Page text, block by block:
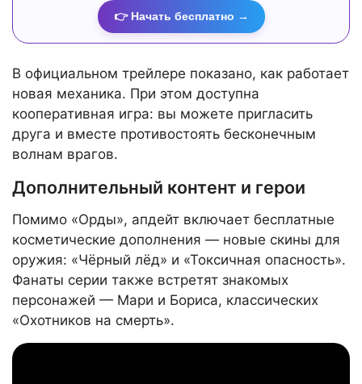
👉 Начать бесплатно →
В официальном трейлере показано, как работает
новая механика. При этом доступна
кооперативная игра: вы можете пригласить
друга и вместе противостоять бесконечным
волнам врагов.
Дополнительный контент и герои
Помимо «Орды», апдейт включает бесплатные
косметические дополнения — новые скины для
оружия: «Чёрный лёд» и «Токсичная опасность».
Фанаты серии также встретят знакомых
персонажей — Мари и Бориса, классических
«Охотников на смерть».